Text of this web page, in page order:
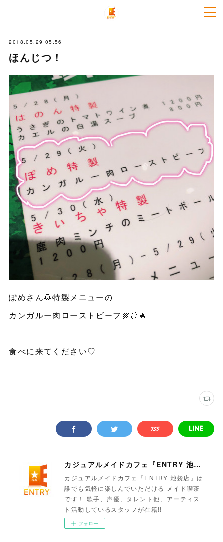
2018.05.29 05:56
ほんじつ！
ぽめさん🐶特製メニューの
カンガルー肉ローストビーフ🍖🍖🔥
食べに来てください♡
カジュアルメイドカフェ『ENTRY 池袋店』
カジュアルメイドカフェ『ENTRY 池袋店』は
誰でも気軽に楽しんでいただける メイド喫茶
です！ 歌手、声優、タレント他、アーティス
ト活動しているスタッフが在籍!!
フォロー